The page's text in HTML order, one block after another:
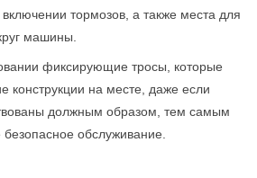
тормозов, а также места для
машины.
фиксирующие тросы, которые
конструкции на месте, даже если
должным образом, тем самым
обслуживание.